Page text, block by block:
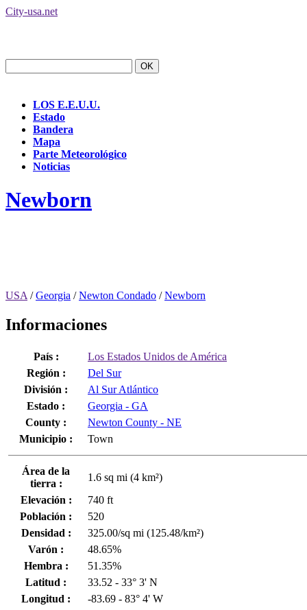
City-usa.net
LOS E.E.U.U.
Estado
Bandera
Mapa
Parte Meteorológico
Noticias
Newborn
USA /Georgia /Newton Condado /Newborn
Informaciones
País :
Los Estados Unidos de América
Región :
Del Sur
División :
Al Sur Atlántico
Estado :
Georgia - GA
County :
Newton County - NE
Municipio :
Town
Área de la
tierra :
1.6 sq mi (4 km²)
Elevación :
740 ft
Población :
520
Densidad :
325.00/sq mi (125.48/km²)
Varón :
48.65%
Hembra :
51.35%
Latitud :
33.52 - 33° 3' N
Longitud :
-83.69 - 83° 4' W